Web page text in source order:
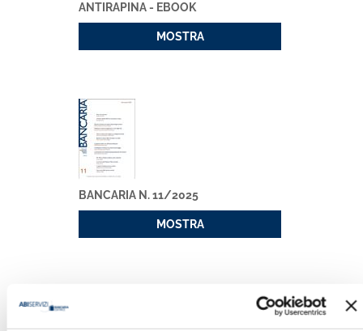
ANTIRAPINA - EBOOK
MOSTRA
BANCARIA N. 11/2025
MOSTRA